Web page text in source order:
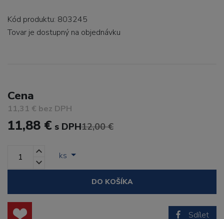
Kód produktu: 803245
Tovar je dostupný na objednávku
Cena
11,31 € bez DPH
11,88 € s DPH12,00 €
ks
DO KOŠÍKA
Sdílet